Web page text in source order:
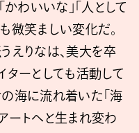
わいいな」「人として
微笑ましい変化だ。
えりなは、美大を卒
ターとしても活動して
海に流れ着いた「海
ートへと生まれ変わ